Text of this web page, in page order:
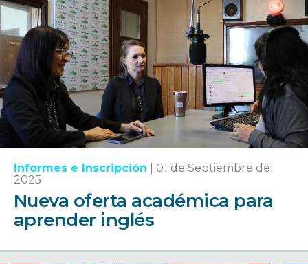
Informes e Inscripción
01 de Septiembre del
2025
Nueva oferta académica para
aprender inglés